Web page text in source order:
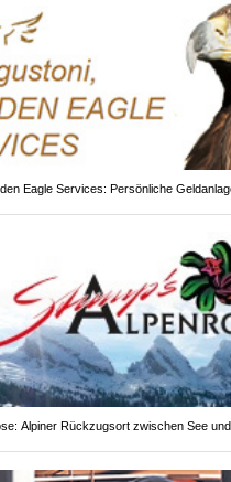
Eagle Services: Persönliche
Alpiner Rückzugsort zwischen See